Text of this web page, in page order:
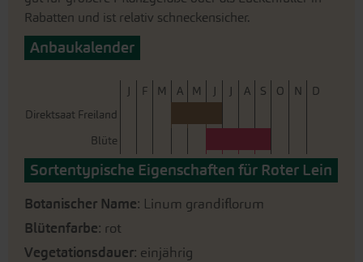
Rabatten und ist relativ schneckensicher.
Anbaukalender
J F M A M J J A S O N
D
Direktsaat Freiland
Blüte
Sortentypische Eigenschaften für Roter Lein
Botanischer Name: Linum grandiflorum
Blütenfarbe: rot
Vegetationsdauer: einjährig